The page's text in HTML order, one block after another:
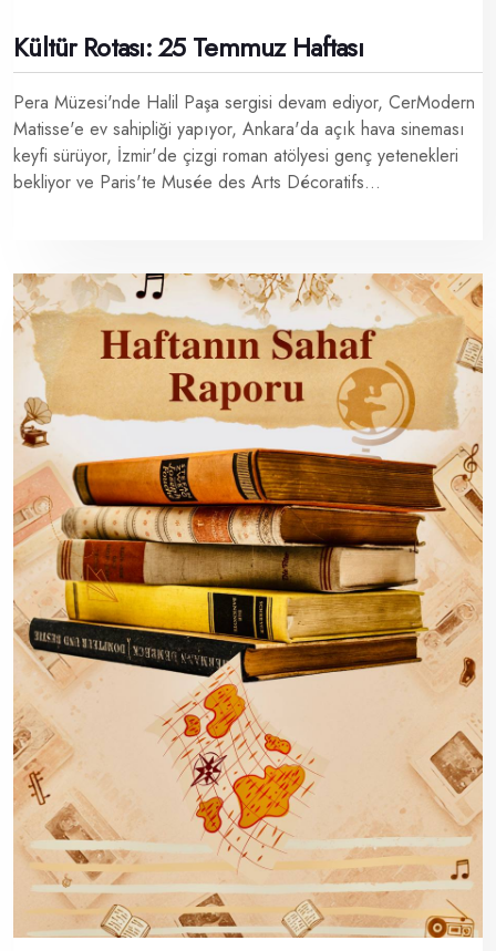
Kültür Rotası: 25 Temmuz Haftası
Pera Müzesi'nde Halil Paşa sergisi devam ediyor, CerModern
Matisse'e ev sahipliği yapıyor, Ankara'da açık hava sineması
keyfi sürüyor, İzmir'de çizgi roman atölyesi genç yetenekleri
bekliyor ve Paris'te Musée des Arts Décoratifs...